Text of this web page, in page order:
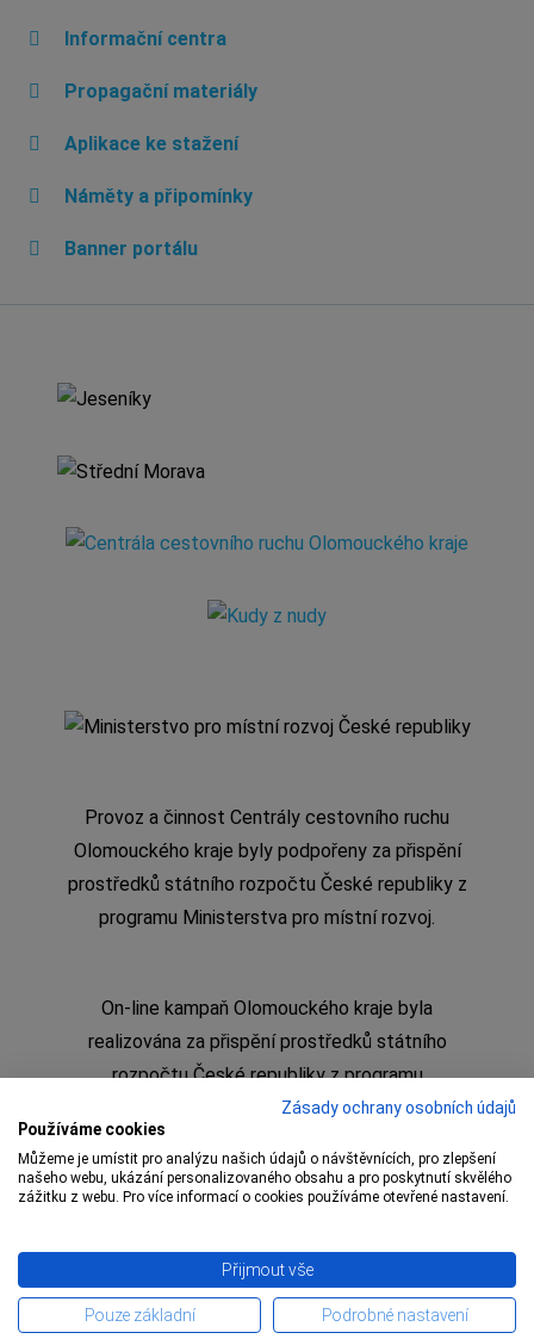
Informační centra
Propagační materiály
Aplikace ke stažení
Náměty a připomínky
Banner portálu
Provoz a činnost Centrály cestovního ruchu
Olomouckého kraje byly podpořeny za přispění
prostředků státního rozpočtu České republiky z
programu Ministerstva pro místní rozvoj.
On-line kampaň Olomouckého kraje byla
realizována za přispění prostředků státního
rozpočtu České republiky z programu
Ministerstva pro místní rozvoj
Copyright © 2009 – 1 Olomoucký kraj,Centrála
cestovního ruchu Olomouckého kraje
Zásady ochrany osobních údajů
Používáme cookies
Můžeme je umístit pro analýzu našich údajů o návštěvnících, pro zlepšení
našeho webu, ukázání personalizovaného obsahu a pro poskytnutí skvělého
zážitku z webu. Pro více informací o cookies používáme otevřené nastavení.
Přijmout vše
Pouze základní Podrobné nastavení